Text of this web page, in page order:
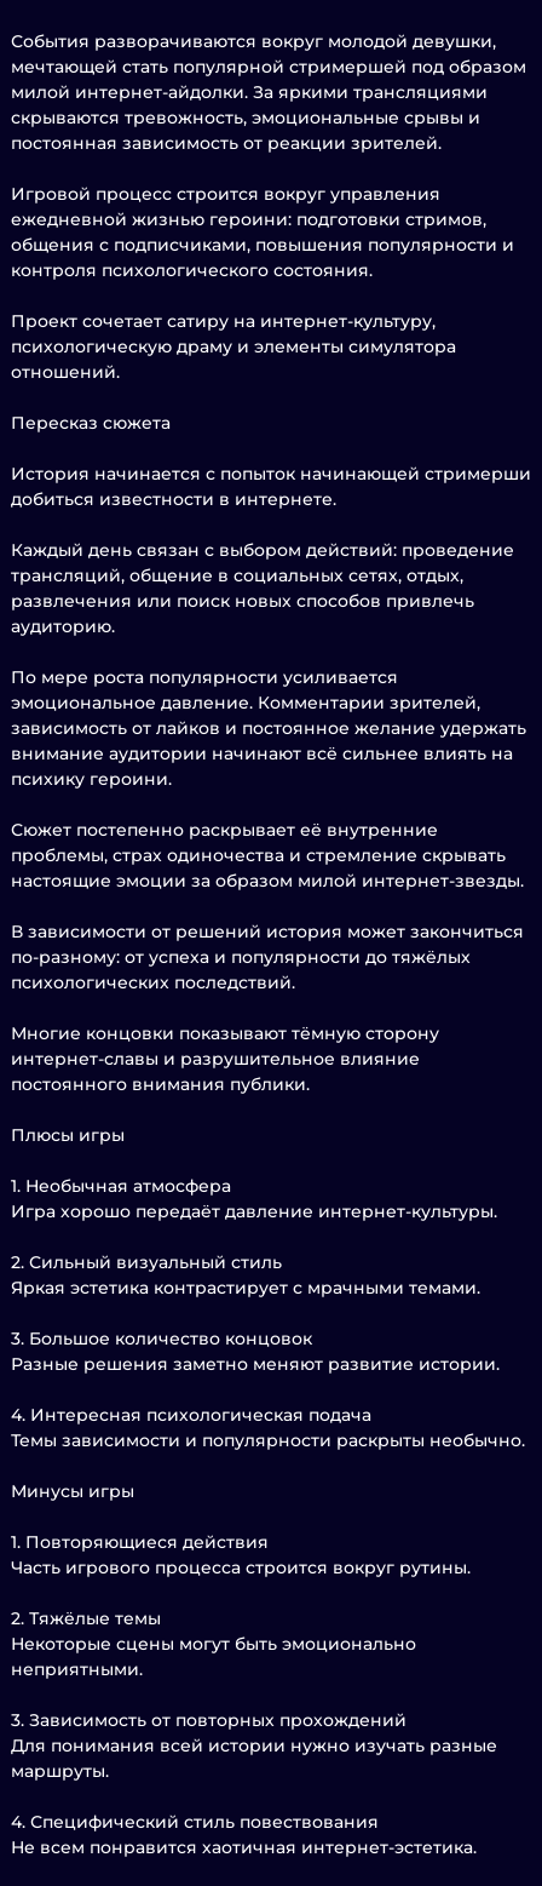
События разворачиваются вокруг молодой девушки,
мечтающей стать популярной стримершей под образом
милой интернет-айдолки. За яркими трансляциями
скрываются тревожность, эмоциональные срывы и
постоянная зависимость от реакции зрителей.
Игровой процесс строится вокруг управления
ежедневной жизнью героини: подготовки стримов,
общения с подписчиками, повышения популярности и
контроля психологического состояния.
Проект сочетает сатиру на интернет-культуру,
психологическую драму и элементы симулятора
отношений.
Пересказ сюжета
История начинается с попыток начинающей стримерши
добиться известности в интернете.
Каждый день связан с выбором действий: проведение
трансляций, общение в социальных сетях, отдых,
развлечения или поиск новых способов привлечь
аудиторию.
По мере роста популярности усиливается
эмоциональное давление. Комментарии зрителей,
зависимость от лайков и постоянное желание удержать
внимание аудитории начинают всё сильнее влиять на
психику героини.
Сюжет постепенно раскрывает её внутренние
проблемы, страх одиночества и стремление скрывать
настоящие эмоции за образом милой интернет-звезды.
В зависимости от решений история может закончиться
по-разному: от успеха и популярности до тяжёлых
психологических последствий.
Многие концовки показывают тёмную сторону
интернет-славы и разрушительное влияние
постоянного внимания публики.
Плюсы игры
1. Необычная атмосфера
Игра хорошо передаёт давление интернет-культуры.
2. Сильный визуальный стиль
Яркая эстетика контрастирует с мрачными темами.
3. Большое количество концовок
Разные решения заметно меняют развитие истории.
4. Интересная психологическая подача
Темы зависимости и популярности раскрыты необычно.
Минусы игры
1. Повторяющиеся действия
Часть игрового процесса строится вокруг рутины.
2. Тяжёлые темы
Некоторые сцены могут быть эмоционально
неприятными.
3. Зависимость от повторных прохождений
Для понимания всей истории нужно изучать разные
маршруты.
4. Специфический стиль повествования
Не всем понравится хаотичная интернет-эстетика.